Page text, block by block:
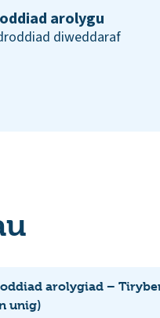
arolygu
diweddaraf
arolygiad –
unig)